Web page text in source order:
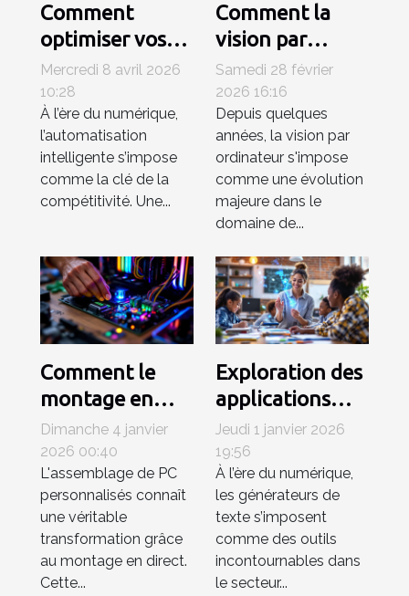
Comment
optimiser vos
processus
professionnels
avec une
plateforme d'IA
intégrée ?
Mercredi 8 avril 2026
10:28
À l’ère du numérique,
l’automatisation
intelligente s’impose
comme la clé de la
compétitivité. Une...
Comment la
vision par
ordinateur
révolutionne-t-
elle l'analyse
d'images ?
Samedi 28 février
2026 16:16
Depuis quelques
années, la vision par
ordinateur s'impose
comme une évolution
majeure dans le
domaine de...
Comment le
montage en
direct
révolutionne
l'assemblage
des PC
personnalisés ?
Dimanche 4 janvier
2026 00:40
L'assemblage de PC
personnalisés connaît
une véritable
transformation grâce
au montage en direct.
Cette...
Exploration des
applications
pratiques des
générateurs de
texte dans
l'éducation
Jeudi 1 janvier 2026
19:56
À l’ère du numérique,
les générateurs de
texte s’imposent
comme des outils
incontournables dans
le secteur...